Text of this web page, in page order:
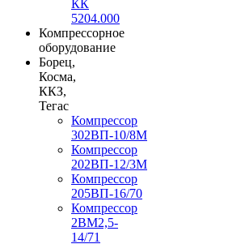
КК
5204.000
Компрессорное
оборудование
Борец,
Косма,
ККЗ,
Тегас
Компрессор
302ВП-10/8М
Компрессор
202ВП-12/3М
Компрессор
205ВП-16/70
Компрессор
2ВМ2,5-
14/71